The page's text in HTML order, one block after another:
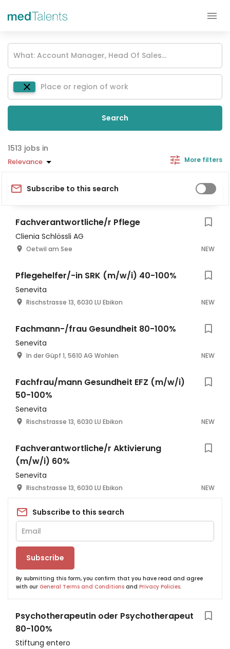
Search
jobs in
Relevance More filters
Subscribe to this search
Fachverantwortliche/r Pflege
Clienia Schlössli AG
Oetwil am See NEW
Pflegehelfer/-in SRK (m/w/i) 40-100%
Senevita
Rischstrasse 13, 6030 LU Ebikon NEW
Fachmann-/frau Gesundheit 80-100%
Senevita
In der Güpf 1, 5610 AG Wohlen NEW
Fachfrau/mann Gesundheit EFZ (m/w/i)
50-100%
Senevita
Rischstrasse 13, 6030 LU Ebikon NEW
Fachverantwortliche/r Aktivierung
(m/w/i) 60%
Senevita
Rischstrasse 13, 6030 LU Ebikon NEW
Subscribe to this search
Subscribe
By submitting this form, you confirm that you have read and agree
with our General Terms and Conditions and Privacy Policies.
Psychotherapeutin oder Psychotherapeut
80-100%
Stiftung entero